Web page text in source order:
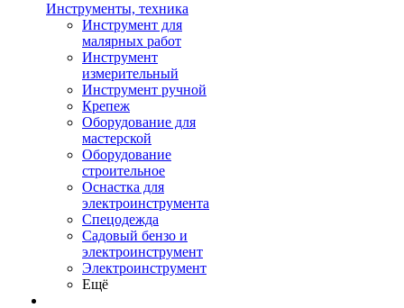
Инструменты, техника
Инструмент для
малярных работ
Инструмент
измерительный
Инструмент ручной
Крепеж
Оборудование для
мастерской
Оборудование
строительное
Оснастка для
электроинструмента
Спецодежда
Садовый бензо и
электроинструмент
Электроинструмент
Ещё